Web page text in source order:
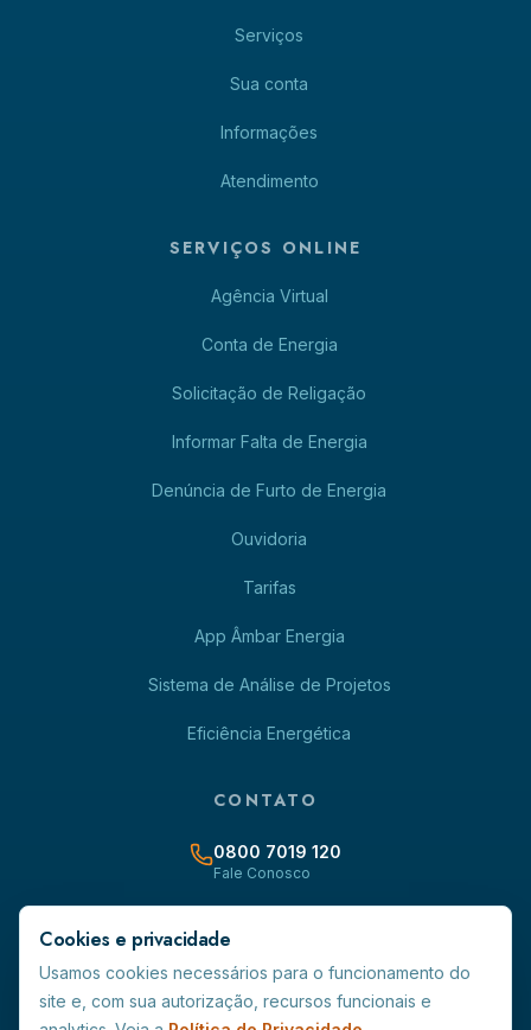
Serviços
Sua conta
Informações
Atendimento
SERVIÇOS ONLINE
Agência Virtual
Conta de Energia
Solicitação de Religação
Informar Falta de Energia
Denúncia de Furto de Energia
Ouvidoria
Tarifas
App Âmbar Energia
Sistema de Análise de Projetos
Eficiência Energética
CONTATO
0800 7019 120
Fale Conosco
contato@ambarenergia-rr.com.br
Avenida Capitão Ene Garcez, 691 - Centro - CEP 69.301-160
Boa Vista/RR
Cookies e privacidade
Usamos cookies necessários para o funcionamento do
site e, com sua autorização, recursos funcionais e